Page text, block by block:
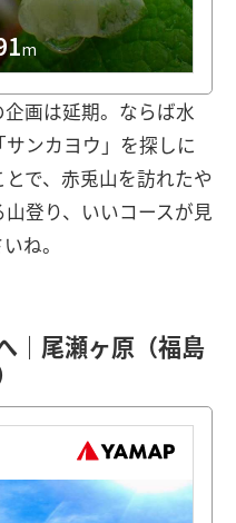
画は延期。ならば水
ンカヨウ」を探しに
で、赤兎山を訪れたや
登り、いいコースが見
ね。
｜尾瀬ヶ原（福島